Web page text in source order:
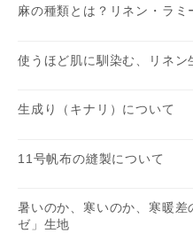
麻の種類とは？リネン・ラミ
使うほど肌に馴染む、リネン
生成り（キナリ）について
11号帆布の縫製について
暑いのか、寒いのか、寒暖
ゼ」生地